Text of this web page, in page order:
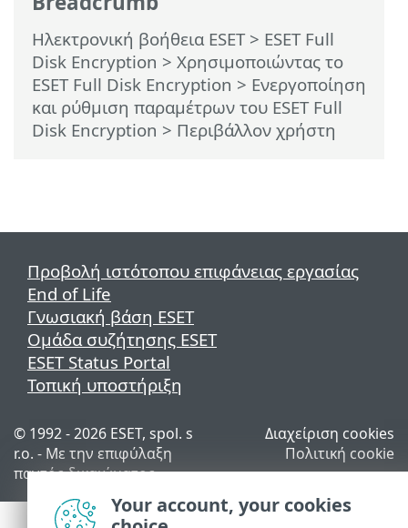
Ηλεκτρονική βοήθεια ESET> ESET Full
Disk Encryption > Χρησιμοποιώντας το
ESET Full Disk Encryption > Ενεργοποίηση
και ρύθμιση παραμέτρων του ESET Full
Disk Encryption > Περιβάλλον χρήστη
Προβολή ιστότοπου επιφάνειας εργασίας
End of Life
Γνωσιακή βάση ESET
Ομάδα συζήτησης ESET
ESET Status Portal
Τοπική υποστήριξη
© 1992 - 2026 ESET, spol. s
r.o. - Με την επιφύλαξη
παντός δικαιώματος.
Διαχείριση cookies
Πολιτική cookie
Your account, your cookies